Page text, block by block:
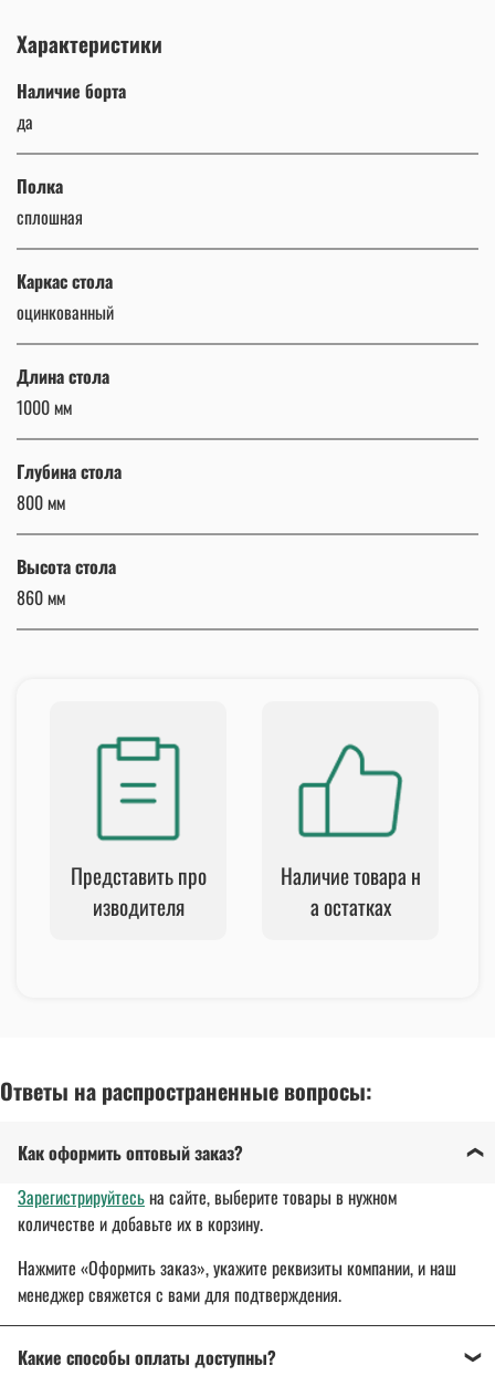
Характеристики
Наличие борта
да
Полка
сплошная
Каркас стола
оцинкованный
Длина стола
1000 мм
Глубина стола
800 мм
Высота стола
860 мм
Представить про
изводителя
Наличие товара н
а остатках
Ответы на распространенные вопросы:
Как оформить оптовый заказ?
Зарегистрируйтесьна сайте, выберите товары в нужном
количестве и добавьте их в корзину.
Нажмите «Оформить заказ», укажите реквизиты компании, и наш
менеджер свяжется с вами для подтверждения.
Какие способы оплаты доступны?